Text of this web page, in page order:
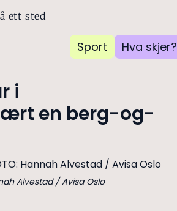
ett sted
Sport Hva skjer?
i
en berg-og-
Alvestad / Avisa Oslo